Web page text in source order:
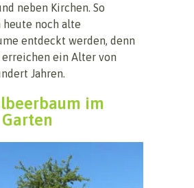
neben Kirchen. So
heute noch alte
entdeckt werden, denn
ein Alter von
Jahren.
im